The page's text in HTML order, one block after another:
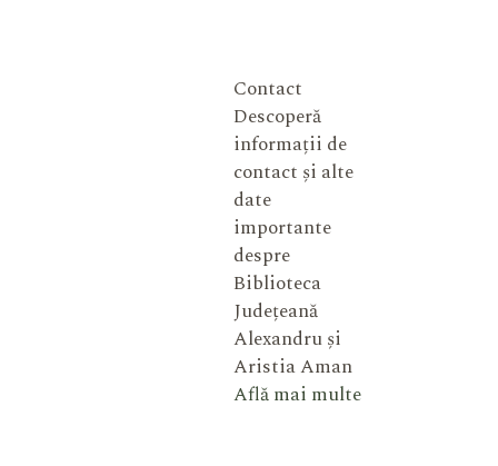
Contact
Descoperă
informații de
contact și alte
date
importante
despre
Biblioteca
Județeană
Alexandru și
Aristia Aman
Află mai multe